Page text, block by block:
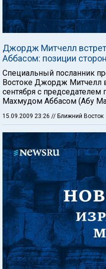
Джордж Митчелл
Аббасом: позиции
Специальный посланник
Востоке Джордж Митчелл
сентября с председателем
Махмудом Аббасом (Абу
15.09.2009 23:26 // Ближний Восток